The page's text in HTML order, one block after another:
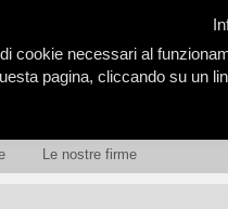
Le nostre firme
necessari al
pagina, cliccando su un